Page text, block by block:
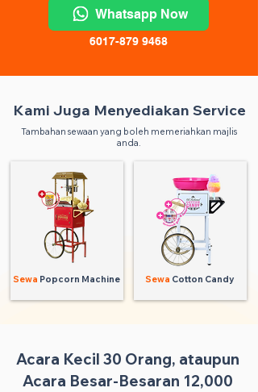
Whatsapp Now
6017-879 9468
Kami Juga Menyediakan Service
Tambahan sewaan yang boleh memeriahkan majlis
anda.
Sewa Popcorn Machine Sewa Cotton Candy
Acara Kecil 30 Orang, ataupun
Acara Besar-Besaran 12,000